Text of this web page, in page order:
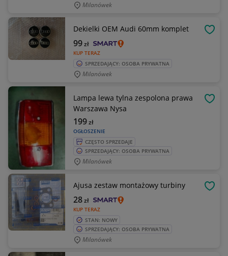
Milanówek
Dekielki OEM Audi 60mm komplet
KUP TERAZ
99zł
SPRZEDAJĄCY: OSOBA PRYWATNA
Milanówek
Lampa lewa tylna zespolona prawa
Warszawa Nysa
OGŁOSZENIE
199zł
CZĘSTO SPRZEDAJE
SPRZEDAJĄCY: OSOBA PRYWATNA
Milanówek
Ajusa zestaw montażowy turbiny
KUP TERAZ
28zł
STAN: NOWY
SPRZEDAJĄCY: OSOBA PRYWATNA
Milanówek